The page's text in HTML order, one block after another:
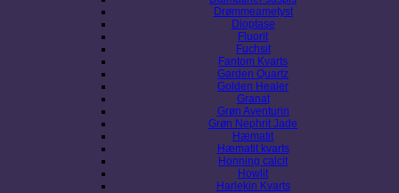
Drømmeametyst
Dioptase
Fluorit
Fuchsit
Fantom Kvarts
Garden Quartz
Golden Healer
Granat
Grøn Aventurin
Grøn Nephrit Jade
Hæmatit
Hæmatit kvarts
Honning calcit
Howlit
Harlekin Kvarts